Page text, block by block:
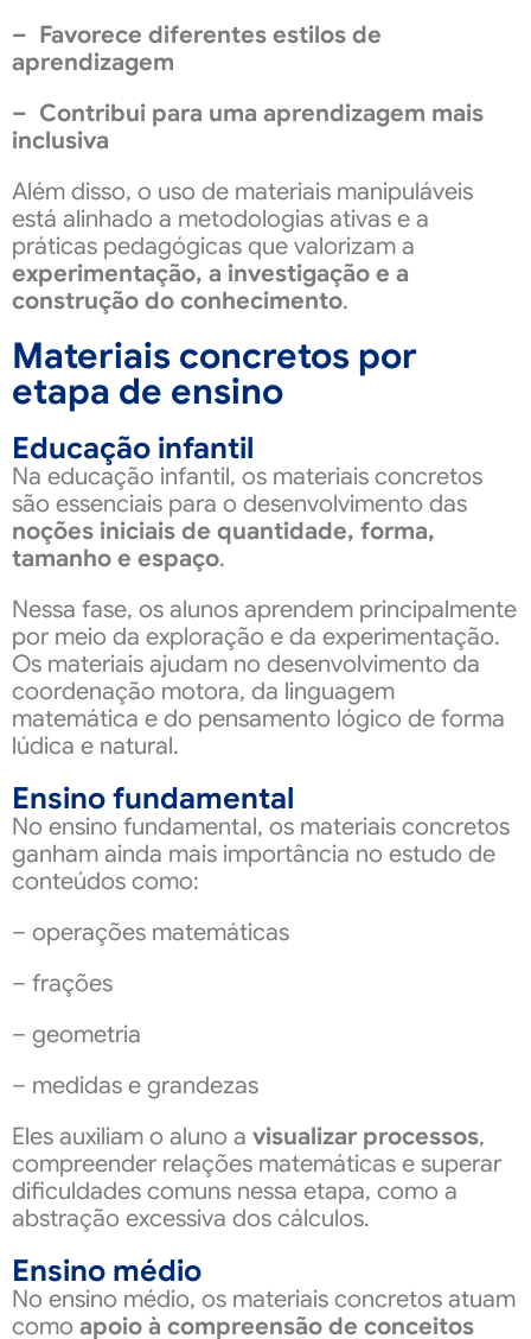
– Favorece diferentes estilos de
aprendizagem
– Contribui para uma aprendizagem mais
inclusiva
Além disso, o uso de materiais manipuláveis
está alinhado a metodologias ativas e a
práticas pedagógicas que valorizam a
experimentação, a investigação e a
construção do conhecimento.
Materiais concretos por
etapa de ensino
Educação infantil
Na educação infantil, os materiais concretos
são essenciais para o desenvolvimento das
noções iniciais de quantidade, forma,
tamanho e espaço.
Nessa fase, os alunos aprendem principalmente
por meio da exploração e da experimentação.
Os materiais ajudam no desenvolvimento da
coordenação motora, da linguagem
matemática e do pensamento lógico de forma
lúdica e natural.
Ensino fundamental
No ensino fundamental, os materiais concretos
ganham ainda mais importância no estudo de
conteúdos como:
– operações matemáticas
– frações
– geometria
– medidas e grandezas
Eles auxiliam o aluno a visualizar processos,
compreender relações matemáticas e superar
dificuldades comuns nessa etapa, como a
abstração excessiva dos cálculos.
Ensino médio
No ensino médio, os materiais concretos atuam
como apoio à compreensão de conceitos